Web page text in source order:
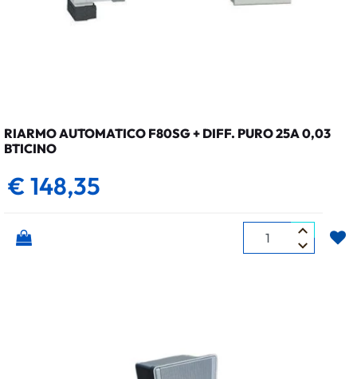
RIARMO AUTOMATICO F80SG + DIFF. PURO 25A 0,03
BTICINO
€ 148,35
Quantità